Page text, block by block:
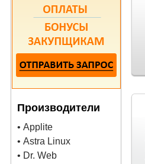
Производители
• Applite
• Astra Linux
• Dr. Web